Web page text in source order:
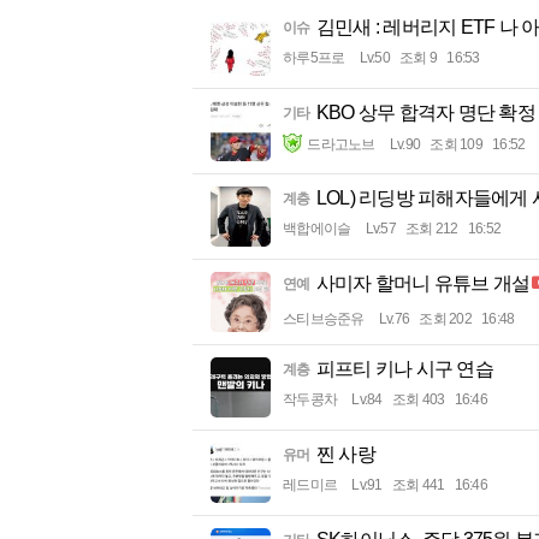
이슈 김민새 : 레버리지 ETF 나
하루5프로 Lv.50 조회 9 16:53
기타 KBO 상무 합격자 명단 확정
드라고노브 Lv.90 조회 109 16:52
계층 LOL) 리딩방 피해자들에게
백합에이슬 Lv.57 조회 212 16:52
연예 사미자 할머니 유튜브 개설
스티브승준유 Lv.76 조회 202 16:48
계층 피프티 키나 시구 연습
작두콩차 Lv.84 조회 403 16:46
유머 찐 사랑
레드미르 Lv.91 조회 441 16:46